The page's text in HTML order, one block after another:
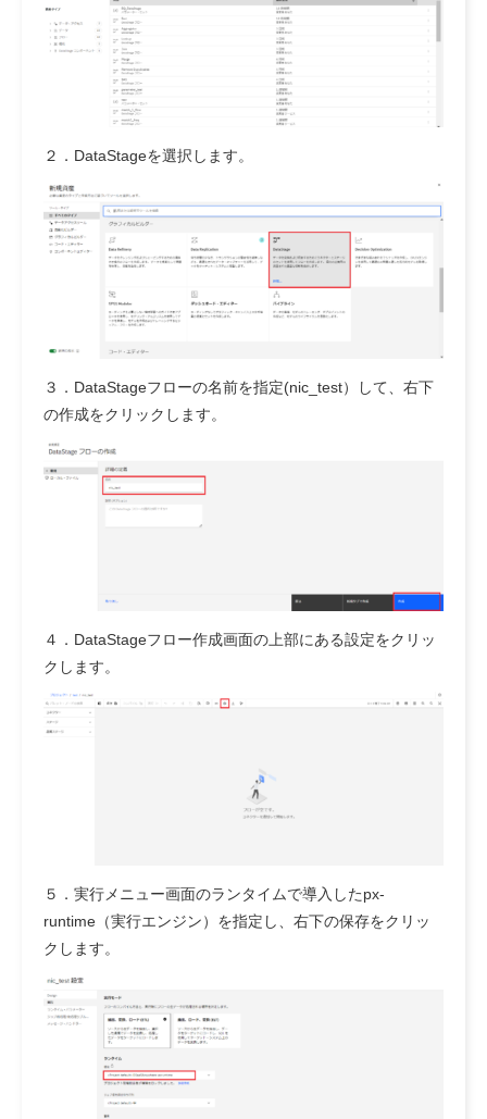
２．DataStageを選択します。
３．DataStageフローの名前を指定(nic_test）して、右下
の作成をクリックします。
４．DataStageフロー作成画面の上部にある設定をクリッ
クします。
５．実行メニュー画面のランタイムで導入したpx-
runtime（実行エンジン）を指定し、右下の保存をクリッ
クします。